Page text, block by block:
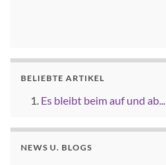
BELIEBTE ARTIKEL
Es bleibt beim auf und ab...
NEWS U. BLOGS